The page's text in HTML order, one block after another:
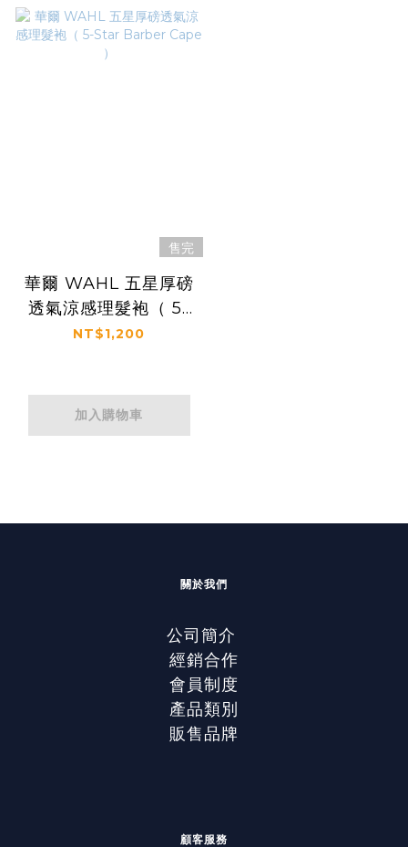
售完
華爾 WAHL 五星厚磅
透氣涼感理髮袍（ 5-
Star Barber Cape
NT$1,200
加入購物車
關於我們
公司簡介
經銷合作
會員制度
產品類別
販售品牌
顧客服務